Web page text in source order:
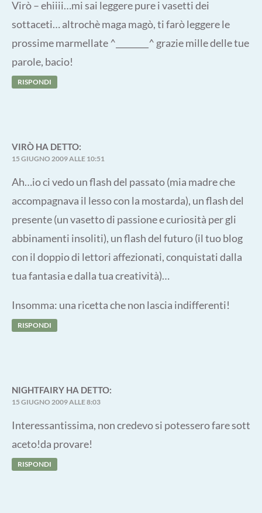
Virò – ehiiii…mi sai leggere pure i vasetti dei
sottaceti… altrochè maga magò, ti farò leggere le
prossime marmellate ^________^ grazie mille delle tue
parole, bacio!
RISPONDI
VIRÒ HA DETTO:
15 GIUGNO 2009 ALLE 10:51
Ah…io ci vedo un flash del passato (mia madre che
accompagnava il lesso con la mostarda), un flash del
presente (un vasetto di passione e curiosità per gli
abbinamenti insoliti), un flash del futuro (il tuo blog
con il doppio di lettori affezionati, conquistati dalla
tua fantasia e dalla tua creatività)…
Insomma: una ricetta che non lascia indifferenti!
RISPONDI
NIGHTFAIRY HA DETTO:
15 GIUGNO 2009 ALLE 8:03
Interessantissima, non credevo si potessero fare sott
aceto!da provare!
RISPONDI